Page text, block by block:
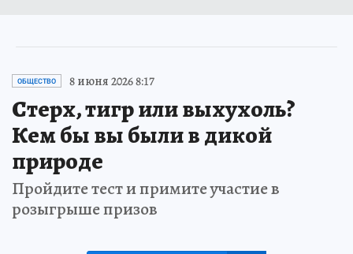
ОБЩЕСТВО 8 июня 2026 8:17
Стерх, тигр или выхухоль?
Кем бы вы были в дикой
природе
Пройдите тест и примите участие в
розыгрыше призов